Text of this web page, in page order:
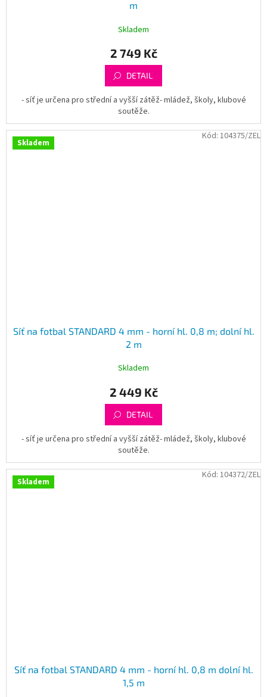
m
Skladem
2 749 Kč
DETAIL
- síť je určena pro střední a vyšší zátěž- mládež, školy, klubové
soutěže.
Skladem
Síť na fotbal STANDARD 4 mm - horní hl. 0,8 m; dolní hl.
2 m
Skladem
2 449 Kč
DETAIL
- síť je určena pro střední a vyšší zátěž- mládež, školy, klubové
soutěže.
Kód: 104375/ZEL
Skladem
Síť na fotbal STANDARD 4 mm - horní hl. 0,8 m dolní hl.
1,5 m
Kód: 104372/ZEL